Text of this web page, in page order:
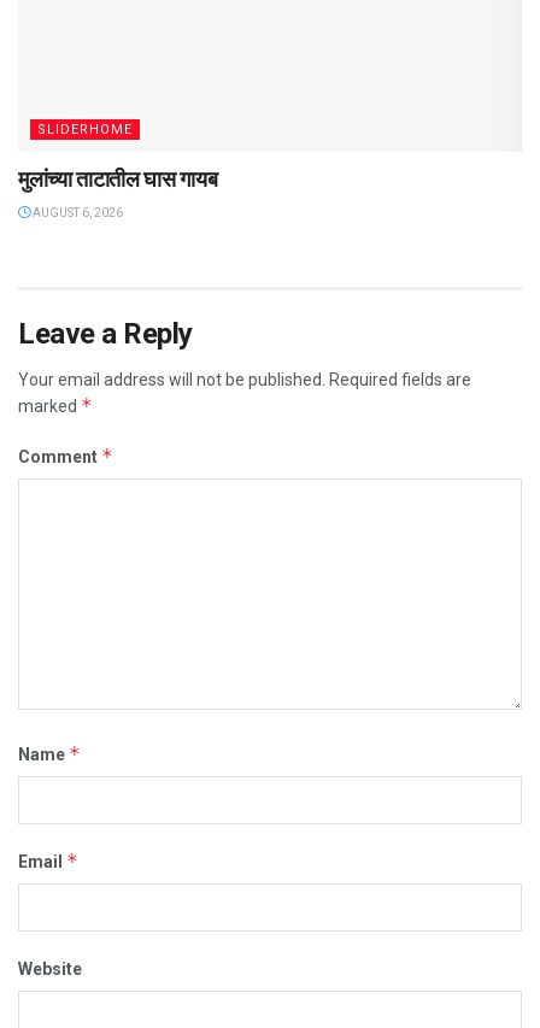
SLIDERHOME
मुलांच्या ताटातील घास गायब
AUGUST 6, 2026
Leave a Reply
Your email address will not be published.
Required fields are
marked *
Comment *
Name *
Email *
Website